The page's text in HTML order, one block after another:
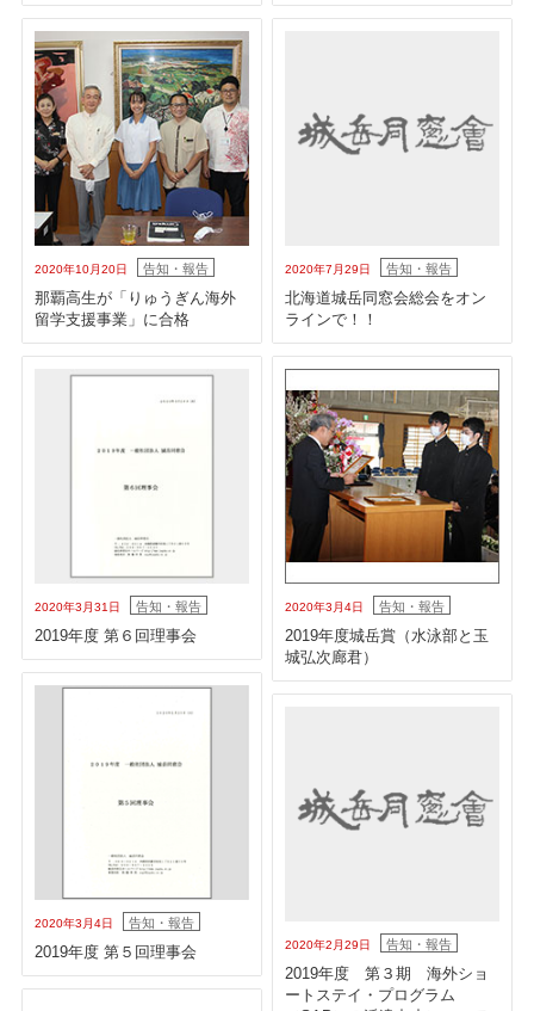
2020年10月20日 告知・報告
那覇高生が「りゅうぎん海外
留学支援事業」に合格
2020年7月29日 告知・報告
北海道城岳同窓会総会をオン
ラインで！！
2020年3月31日 告知・報告
2019年度 第６回理事会
2020年3月4日 告知・報告
2019年度城岳賞（水泳部と玉
城弘次廊君）
2020年3月4日 告知・報告
2019年度 第５回理事会 2020年2月29日 告知・報告
2019年度 第３期 海外ショ
ートステイ・プログラム